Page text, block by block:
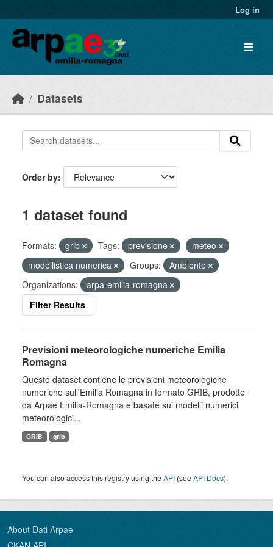
Log in
Datasets
Order by
1 dataset found
Formats: grib Tags: previsione
meteo
modellistica numerica
Groups:
Ambiente
Organizations:
arpa-emilia-romagna
Filter Results
Previsioni meteorologiche numeriche Emilia
Romagna
Questo dataset contiene le previsioni meteorologiche
numeriche sull'Emilia Romagna in formato GRIB, prodotte
da Arpae Emilia-Romagna e basate sui modelli numerici
meteorologici...
GRIB grib
You can also access this registry using theAPI (seeAPI Docs).
About Dati Arpae